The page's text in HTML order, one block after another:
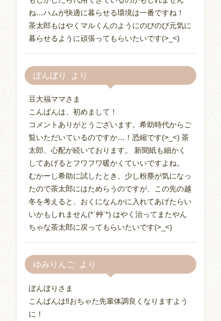
ね…ハムが快適に暮らせる環境は一番ですね！
茶太郎もはやくマルくんのようにのびのび元気に
暮らせるように頑張ってもらいたいです(>_<)
ぼんぼり
豆大福ママさま
こんばんは、初めまして！
コメントありがとうございます。希助時代からご
覧いただいているのですか…！恐縮です(>_<) 茶
太郎、心配が続いております。 新聞紙も細かく
してあげるとフワフワ暖かくていいですよね。
むかーし希助に試したとき、少し粉塵が気になっ
たので茶太郎にはためらうのですが、この先の越
冬を考えると、おくになんかに入れてあげたらい
いかもしれません(*´艸`*) はやく治ってまたやん
ちゃな茶太郎に戻ってもらいたいです(>_<)
ゆみりんご
ぼんぼりさま
こんばんは‼おちゃた先輩体調良くなりますよう
に！